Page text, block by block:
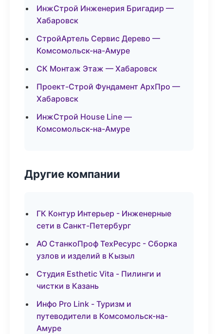
ИнжСтрой Инженерия Бригадир —
Хабаровск
СтройАртель Сервис Дерево —
Комсомольск-на-Амуре
СК Монтаж Этаж — Хабаровск
Проект-Строй Фундамент АрхПро —
Хабаровск
ИнжСтрой House Line —
Комсомольск-на-Амуре
Другие компании
ГК Контур Интерьер - Инженерные
сети в Санкт-Петербург
АО СтанкоПроф ТехРесурс - Сборка
узлов и изделий в Кызыл
Студия Esthetic Vita - Пилинги и
чистки в Казань
Инфо Pro Link - Туризм и
путеводители в Комсомольск-на-
Амуре